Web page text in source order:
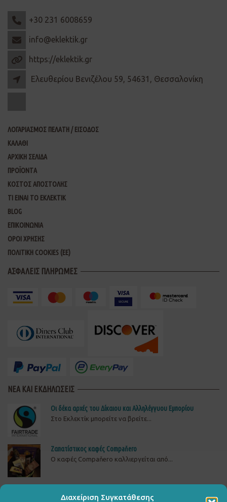
Διαχείριση Συγκατάθεσης
+30 231 6008659
info@eklektik.gr
https://eklektik.gr
Ελευθερίου Βενιζέλου 59, 54631, Θεσσαλονίκη
ΛΟΓΑΡΙΑΣΜΟΣ ΠΕΛΑΤΗ / ΕΙΣΟΔΟΣ
ΚΑΛΑΘΙ
ΑΡΧΙΚΗ ΣΕΛΙΔΑ
ΠΡΟΪΟΝΤΑ
ΚΟΣΤΟΣ ΑΠΟΣΤΟΛΗΣ
ΤΙ ΕΙΝΑΙ ΤΟ ΕΚΛΕΚΤΙΚ
BLOG
ΕΠΙΚΟΙΝΩΝΙΑ
ΟΡΟΙ ΧΡΗΣΗΣ
ΠΟΛΙΤΙΚΗ COOKIES (ΕΕ)
ΑΣΦΑΛΕΙΣ ΠΛΗΡΩΜΕΣ
ΝΕΑ ΚΑΙ ΕΚΔΗΛΩΣΕΙΣ
Οι δέκα αρχές του Δίκαιου και Αλληλέγγυου Εμπορίου
Στο Εκλεκτίκ μπορείτε να βρείτε...
Ζαπατίστικος καφές Compaňero
O καφές Compaňero καλλιεργείται από...
ΔΕΙΤΕ, ΥΠΟΓΡΑΨΤΕ ΚΑΙ ΔΙΑΔΩΣΤΕΤΗΝ ΚΑΜΠΑΝΙΑ...